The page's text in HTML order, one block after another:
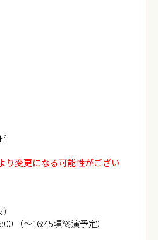
り変更になる可能性がござい
（～16:45頃終演予定）